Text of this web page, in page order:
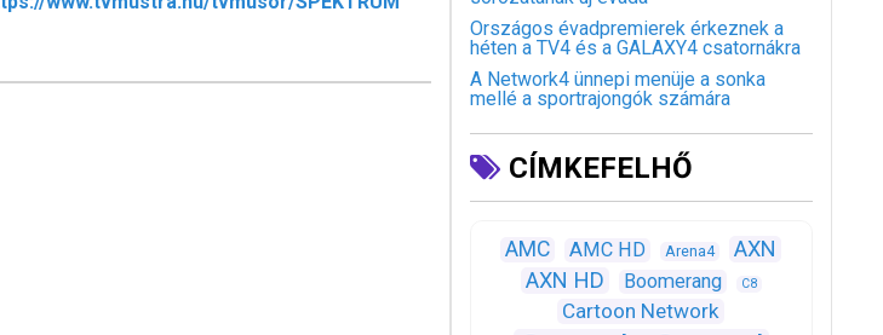
Országos évadpremierek érkeznek a
héten a TV4 és a GALAXY4 csatornákra
A Network4 ünnepi menüje a sonka
mellé a sportrajongók számára
CÍMKEFELHŐ
AMC AMC HD Arena4
AXN
AXN HD
Boomerang C8
Cartoon Network